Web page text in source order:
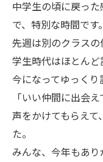
中学生の頃に戻っ
で、特別な時間です。
先週は別のクラスの
学生時代はほとん
今になってゆっくり
「いい仲間に出会
声をかけてもらえて
た。
みんな、今年もあ